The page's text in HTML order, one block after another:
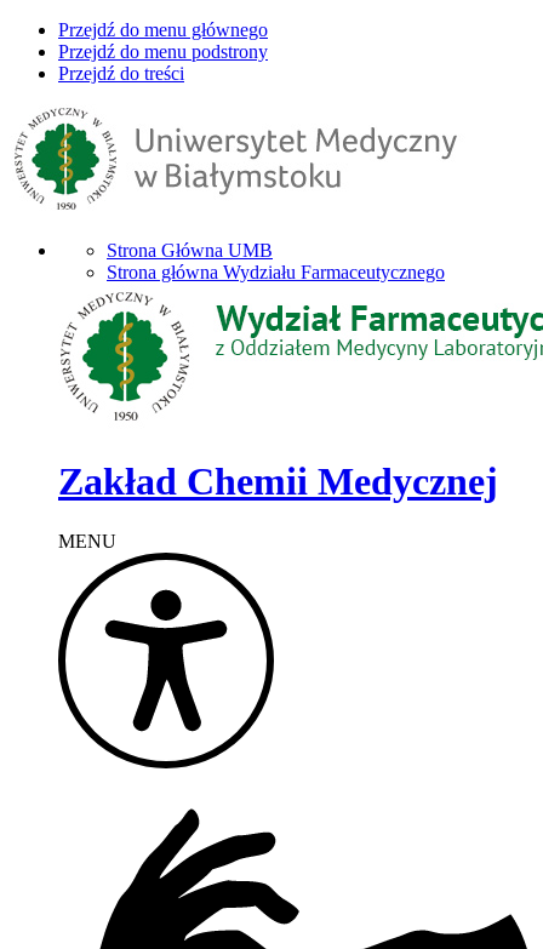
Przejdź do menu głównego
Przejdź do menu podstrony
Przejdź do treści
Strona Główna UMB
Strona główna Wydziału Farmaceutycznego
Zakład Chemii Medycznej
MENU